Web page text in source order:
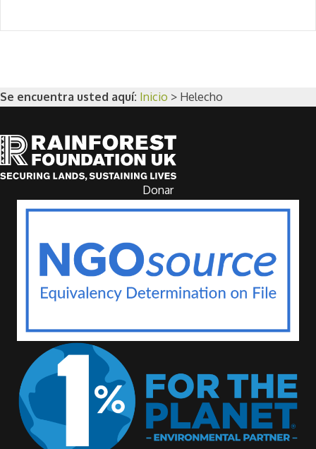
Se encuentra usted aquí: Inicio > Helecho
Donar